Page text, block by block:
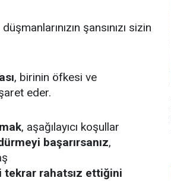
düşmanlarınızın şansınızı sizin
, birinin öfkesi ve
eder.
, aşağılayıcı koşullar
başarırsanız,
tekrar rahatsız ettiğini